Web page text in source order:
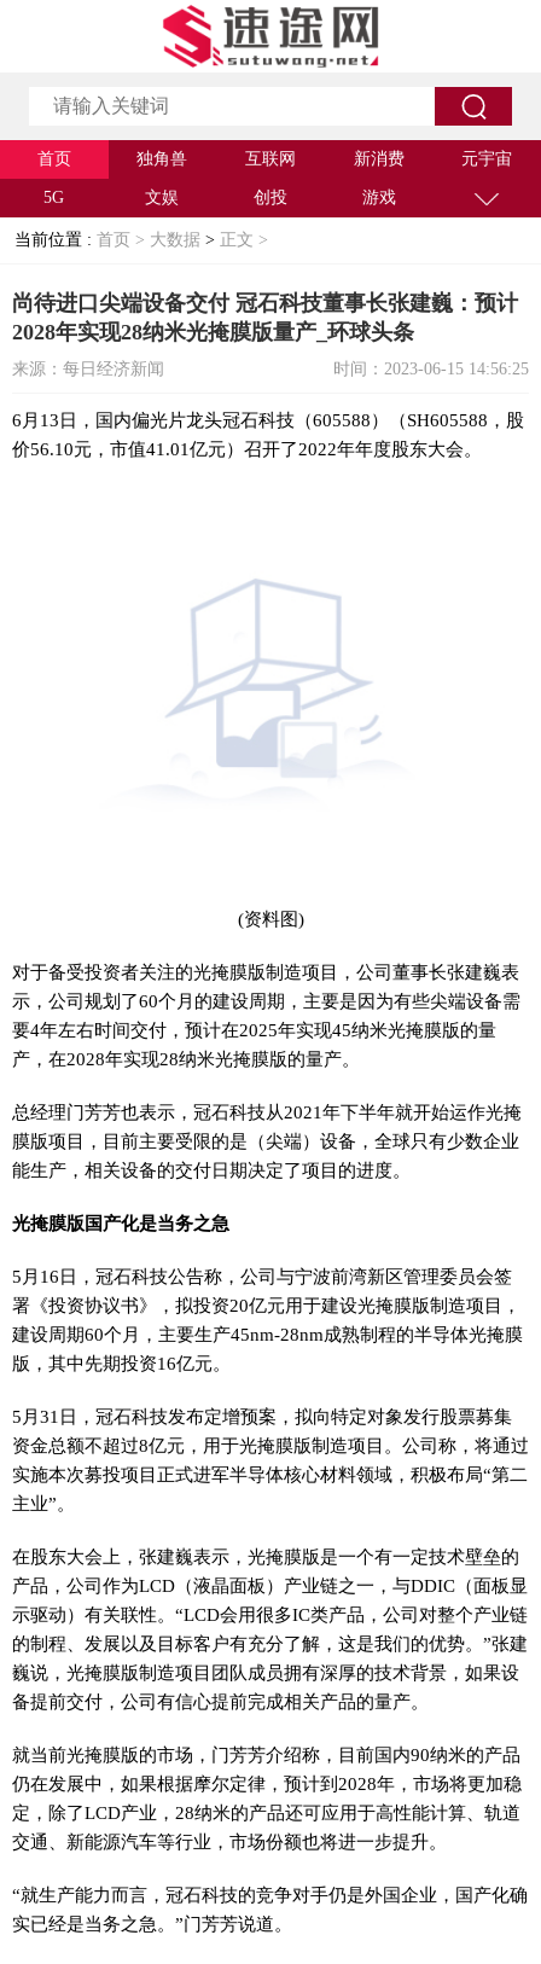
首页 独角兽 互联网 新消费 元宇宙
5G 文娱 创投 游戏
当前位置 : 首页 > 大数据 > 正文 >
尚待进口尖端设备交付 冠石科技董事长张建巍：预计
2028年实现28纳米光掩膜版量产_环球头条
来源：每日经济新闻 时间：2023-06-15 14:56:25
6月13日，国内偏光片龙头冠石科技（605588）（SH605588，股
价56.10元，市值41.01亿元）召开了2022年年度股东大会。
(资料图)
对于备受投资者关注的光掩膜版制造项目，公司董事长张建巍表
示，公司规划了60个月的建设周期，主要是因为有些尖端设备需
要4年左右时间交付，预计在2025年实现45纳米光掩膜版的量
产，在2028年实现28纳米光掩膜版的量产。
总经理门芳芳也表示，冠石科技从2021年下半年就开始运作光掩
膜版项目，目前主要受限的是（尖端）设备，全球只有少数企业
能生产，相关设备的交付日期决定了项目的进度。
光掩膜版国产化是当务之急
5月16日，冠石科技公告称，公司与宁波前湾新区管理委员会签
署《投资协议书》，拟投资20亿元用于建设光掩膜版制造项目，
建设周期60个月，主要生产45nm-28nm成熟制程的半导体光掩膜
版，其中先期投资16亿元。
5月31日，冠石科技发布定增预案，拟向特定对象发行股票募集
资金总额不超过8亿元，用于光掩膜版制造项目。公司称，将通过
实施本次募投项目正式进军半导体核心材料领域，积极布局“第二
主业”。
在股东大会上，张建巍表示，光掩膜版是一个有一定技术壁垒的
产品，公司作为LCD（液晶面板）产业链之一，与DDIC（面板显
示驱动）有关联性。“LCD会用很多IC类产品，公司对整个产业链
的制程、发展以及目标客户有充分了解，这是我们的优势。”张建
巍说，光掩膜版制造项目团队成员拥有深厚的技术背景，如果设
备提前交付，公司有信心提前完成相关产品的量产。
就当前光掩膜版的市场，门芳芳介绍称，目前国内90纳米的产品
仍在发展中，如果根据摩尔定律，预计到2028年，市场将更加稳
定，除了LCD产业，28纳米的产品还可应用于高性能计算、轨道
交通、新能源汽车等行业，市场份额也将进一步提升。
“就生产能力而言，冠石科技的竞争对手仍是外国企业，国产化确
实已经是当务之急。”门芳芳说道。